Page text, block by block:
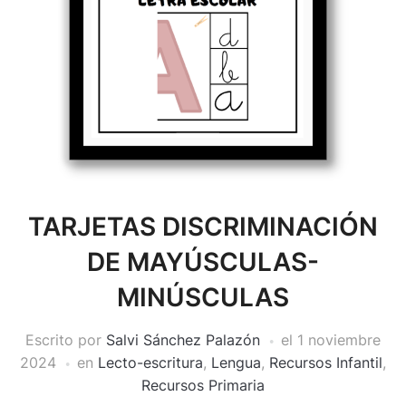
TARJETAS DISCRIMINACIÓN
DE MAYÚSCULAS-
MINÚSCULAS
Escrito por Salvi Sánchez Palazón el 1 noviembre
2024
en Lecto-escritura, Lengua, Recursos Infantil,
Recursos Primaria